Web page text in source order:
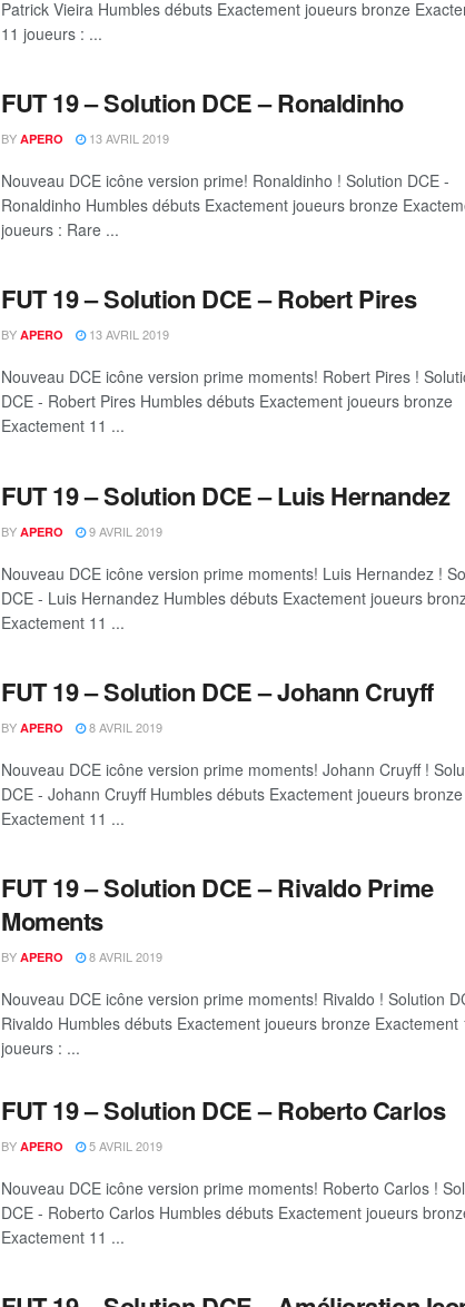
Patrick Vieira Humbles débuts Exactement joueurs bronze
11 joueurs : ...
FUT 19 – Solution DCE – Ronaldinho
BY APERO 13 AVRIL 2019
Nouveau DCE icône version prime! Ronaldinho ! Solution DCE -
Ronaldinho Humbles débuts Exactement joueurs bronze
joueurs : Rare ...
FUT 19 – Solution DCE – Robert Pires
BY APERO 13 AVRIL 2019
Nouveau DCE icône version prime moments! Robert Pires !
DCE - Robert Pires Humbles débuts Exactement joueurs bronze
Exactement 11 ...
FUT 19 – Solution DCE – Luis Hernandez
BY APERO 9 AVRIL 2019
Nouveau DCE icône version prime moments! Luis Hernandez !
DCE - Luis Hernandez Humbles débuts Exactement joueurs
Exactement 11 ...
FUT 19 – Solution DCE – Johann Cruyff
BY APERO 8 AVRIL 2019
Nouveau DCE icône version prime moments! Johann Cruyff !
DCE - Johann Cruyff Humbles débuts Exactement joueurs bronze
Exactement 11 ...
FUT 19 – Solution DCE – Rivaldo Prime
Moments
BY APERO 8 AVRIL 2019
Nouveau DCE icône version prime moments! Rivaldo ! Solution
Rivaldo Humbles débuts Exactement joueurs bronze Exactement
joueurs : ...
FUT 19 – Solution DCE – Roberto Carlos
BY APERO 5 AVRIL 2019
Nouveau DCE icône version prime moments! Roberto Carlos !
DCE - Roberto Carlos Humbles débuts Exactement joueurs
Exactement 11 ...